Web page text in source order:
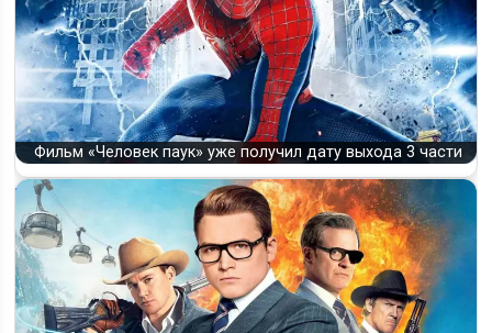
Фильм «Человек паук» уже получил дату выхода 3 части